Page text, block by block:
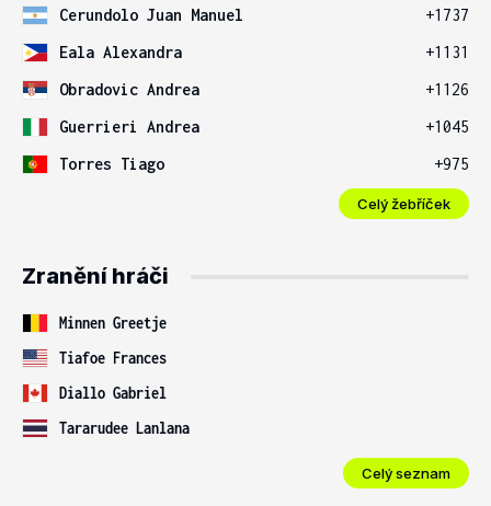
Cerundolo Juan Manuel
+1737
Eala Alexandra
+1131
Obradovic Andrea
+1126
Guerrieri Andrea
+1045
Torres Tiago
+975
Celý žebříček
Zranění hráči
Minnen Greetje
Tiafoe Frances
Diallo Gabriel
Tararudee Lanlana
Celý seznam